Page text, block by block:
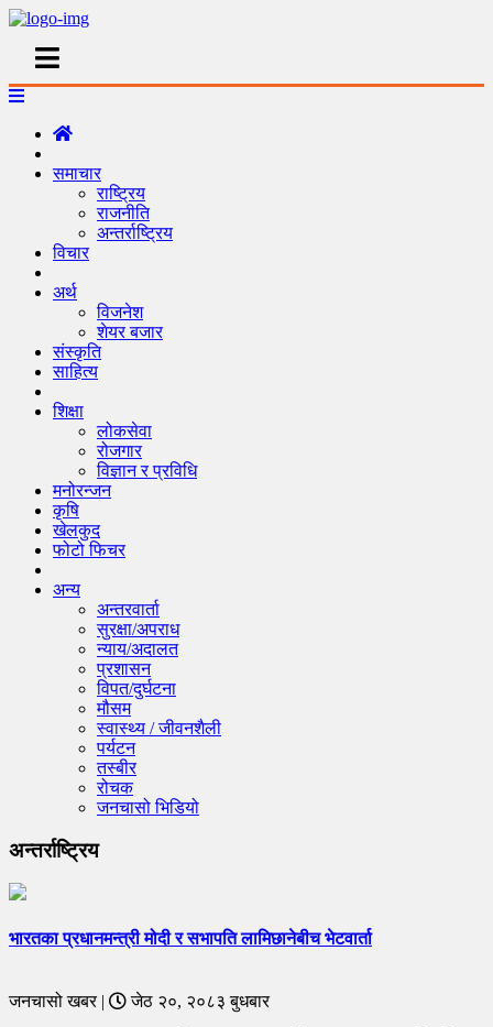
समाचार
राष्ट्रिय
राजनीति
अन्तर्राष्ट्रिय
विचार
अर्थ
विजनेश
शेयर बजार
संस्कृति
साहित्य
शिक्षा
लोकसेवा
रोजगार
विज्ञान र प्रविधि
मनोरन्जन
कृषि
खेलकुद
फोटो फिचर
अन्य
अन्तरवार्ता
सुरक्षा/अपराध
न्याय/अदालत
प्रशासन
विपत/दुर्घटना
मौसम
स्वास्थ्य / जीवनशैली
पर्यटन
तस्बीर
रोचक
जनचासो भिडियो
अन्तर्राष्ट्रिय
भारतका प्रधानमन्त्री मोदी र सभापति लामिछानेबीच भेटवार्ता
जनचासो खबर |
जेठ २०, २०८३ बुधबार